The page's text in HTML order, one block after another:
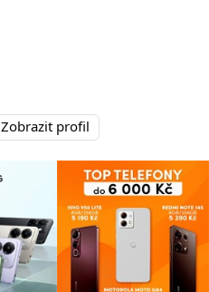
Zobrazit profil